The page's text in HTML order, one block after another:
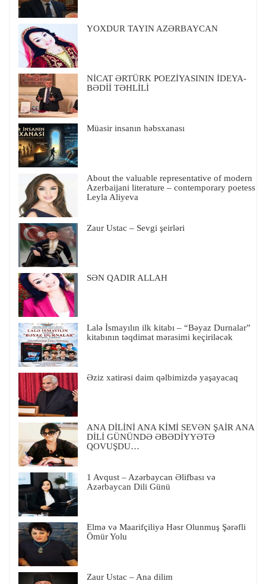
YOXDUR TAYIN AZƏRBAYCAN
NİCAT ƏRTÜRK POEZİYASININ İDEYA-
BƏDİİ TƏHLİLİ
Müasir insanın həbsxanası
About the valuable representative of modern
Azerbaijani literature – contemporary poetess
Leyla Aliyeva
Zaur Ustac – Sevgi şeirləri
SƏN QADIR ALLAH
Lalə İsmayılın ilk kitabı – “Bəyaz Durnalar”
kitabının təqdimat mərasimi keçiriləcək
Əziz xatirəsi daim qəlbimizdə yaşayacaq
ANA DİLİNİ ANA KİMİ SEVƏN ŞAİR ANA
DİLİ GÜNÜNDƏ ƏBƏDİYYƏTƏ
QOVUŞDU…
1 Avqust – Azərbaycan Əlifbası və
Azərbaycan Dili Günü
Elmə və Maarifçiliyə Həsr Olunmuş Şərəfli
Ömür Yolu
Zaur Ustac – Ana dilim